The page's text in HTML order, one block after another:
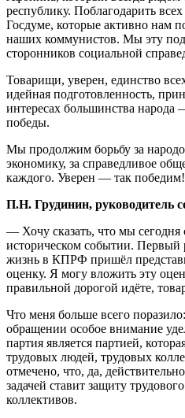
республику. Поблагодарить
Госдуме, которые активно нам
наших коммунистов. Мы эту
сторонников социальной
Товарищи, уверен, единство
идейная подготовленность,
интересах большинства
победы.
Мы продолжим борьбу за
экономику, за справедливое
каждого. Уверен — так победим!
П.Н. Грудинин, руководитель
— Хочу сказать, что мы сегодня
историческом событии. Первый
жизнь в КПРФ пришёл
оценку. Я могу вложить эту
правильной дорогой идёте,
Что меня больше всего
обращении особое внимание
партия является партией,
трудовых людей, трудовых
отмечено, что, да,
задачей ставит защиту
коллективов.